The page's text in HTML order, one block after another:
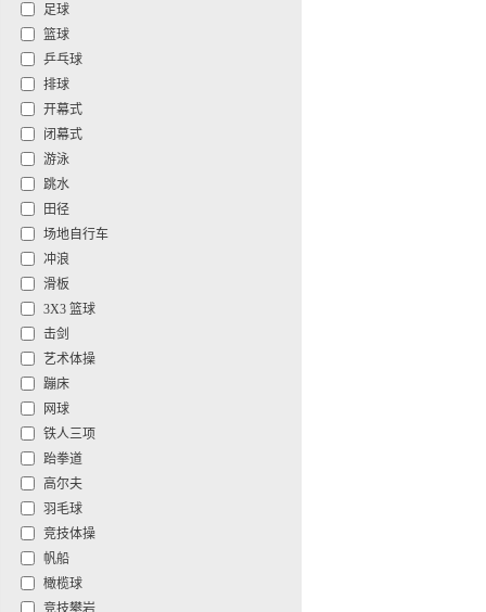
足球
篮球
乒乓球
排球
开幕式
闭幕式
游泳
跳水
田径
场地自行车
冲浪
滑板
3X3 篮球
击剑
艺术体操
蹦床
网球
铁人三项
跆拳道
高尔夫
羽毛球
竞技体操
帆船
橄榄球
竞技攀岩